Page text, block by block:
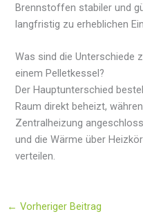
Brennstoffen stabiler und
langfristig zu erheblichen
Was sind die Unterschiede
einem Pelletkessel?
Der Hauptunterschied
Raum direkt beheizt,
Zentralheizung
und die Wärme über
verteilen.
← Vorheriger Beitrag